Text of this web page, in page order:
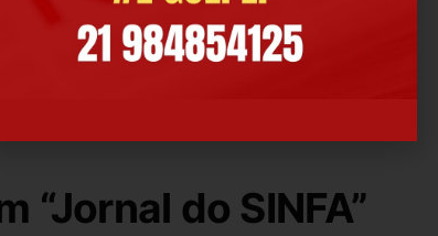
“Jornal do SINFA”